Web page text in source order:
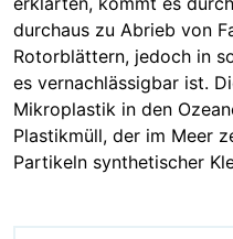
durchaus zu Abrieb von
Rotorblättern, jedoch in
es vernachlässigbar ist.
Mikroplastik in den
Plastikmüll, der im Meer
Partikeln synthetischer